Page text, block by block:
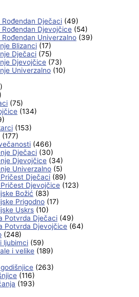
Rođendan Dječaci (49)
Rođendan Djevojčice (54)
Rođendan Univerzalno (39)
Blizanci (17)
Dječaci (75)
Djevojčice (73)
Univerzalno (10)
(75)
(134)
(153)
(177)
(466)
Dječaci (30)
Djevojčice (34)
Univerzalno (5)
Dječaci (89)
Djevojčice (123)
Božić (83)
Prigodno (17)
Uskrs (10)
Potvrda Dječaci (49)
Potvrda Djevojčice (64)
(248)
ljubimci (59)
i velike (189)
(263)
(116)
(193)